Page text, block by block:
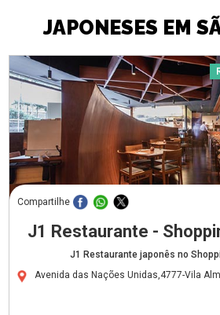
JAPONESES EM
Compartilhe
J1 Restaurante -
J1 Restaurante japonês no
Avenida das Nações Unidas,4777-Vila